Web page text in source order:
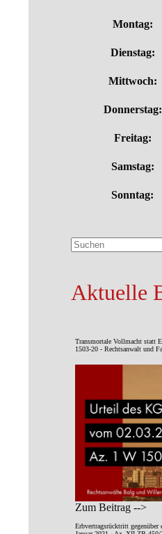
Montag:
Dienstag:
Mittwoch:
Donnerstag:
Freitag:
Samstag:
Sonntag:
Aktuelle
Transmortale Vollmacht statt
1503-20 - Rechtsanwalt und
Zum Beitrag -->
Erbvertragsrücktritt